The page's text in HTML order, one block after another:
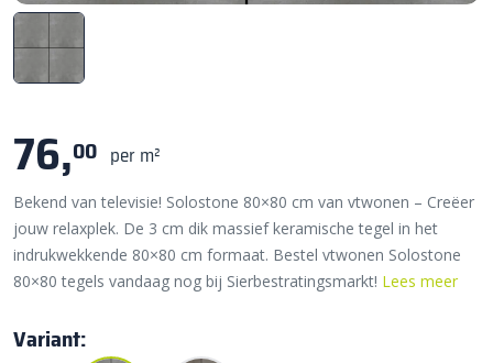
76,00 per m²
Bekend van televisie! Solostone 80×80 cm van vtwonen – Creëer
jouw relaxplek. De 3 cm dik massief keramische tegel in het
indrukwekkende 80×80 cm formaat. Bestel vtwonen Solostone
80×80 tegels vandaag nog bij Sierbestratingsmarkt! Lees meer
Variant: